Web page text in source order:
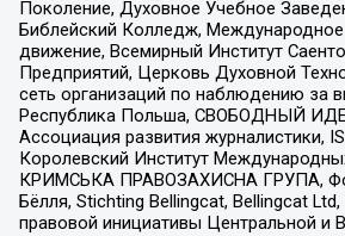
Поколение, Духовное Учебное
Библейский Колледж, Международное
движение, Всемирный Институт
Предприятий, Церковь Духовной
сеть организаций по наблюдению за
Республика Польша, СВОБОДНЫЙ
Ассоциация развития журналистики,
Королевский Институт
КРИМСЬКА ПРАВОЗАХИСНА ГРУПА,
Бёлля, Stichting Bellingcat, Bellingcat
правовой инициативы Центральной и